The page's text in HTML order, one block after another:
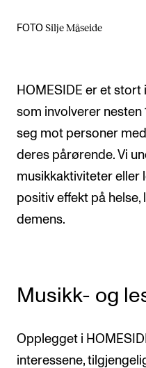
Nyheter og historier
INFO
Om Norges
Kontakt oss
Finn ansatte
For ansatte og studenter
FOTO Silje Måseide
HOMESIDE er et
som involverer
seg mot personer
deres pårørende. Vi
musikkaktiviteter eller
positiv effekt på
demens.
Musikk- og
Opplegget i
interessene,